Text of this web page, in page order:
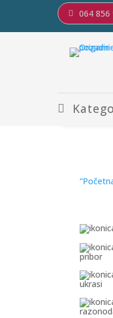
064 856
pribor
ukrasi